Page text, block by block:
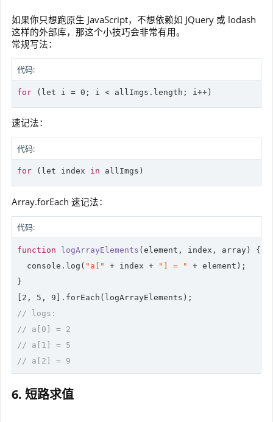
如果你只想跑原生 JavaScript，不想依赖如 JQuery 或 lodash
这样的外部库，那这个小技巧会非常有用。
常规写法：
代码:
for ( let i = 0; i < allImgs.length; i++)
速记法：
代码:
for ( let index in allImgs)
Array.forEach 速记法：
代码:
function logArrayElements ( element, index, array ) {
console .log( "a[" + index + "] = "
+ element);
}
2 , 5 , 9
// logs:
// a[0] = 2
// a[1] = 5
// a[2] = 9
6. 短路求值